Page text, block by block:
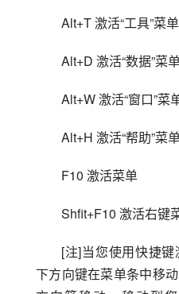
Alt+T 激活“工具”菜单
Alt+D 激活“数据”菜
Alt+W 激活“窗口”菜
Alt+H 激活“帮助”菜
F10 激活菜单
Shfit+F10 激活右键
[注]当您使用快捷
下方向键在菜单条中移